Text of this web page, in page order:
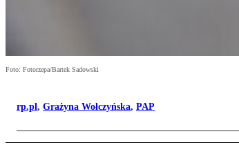
Foto: Fotorzepa/Bartek Sadowski
rp.pl, Grażyna Wołczyńska, PAP